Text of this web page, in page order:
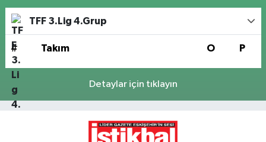
TFF 3.Lig 4.Grup
# Takım O P
Detaylar için tıklayın